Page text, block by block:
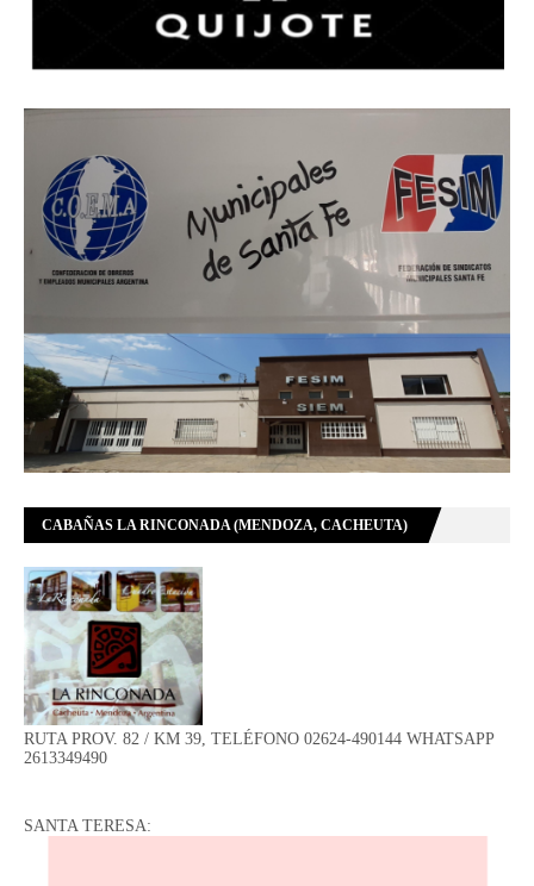
CABAÑAS LA RINCONADA (MENDOZA, CACHEUTA)
RUTA PROV. 82 / KM 39, TELÉFONO 02624-490144 WHATSAPP
2613349490
SANTA TERESA: